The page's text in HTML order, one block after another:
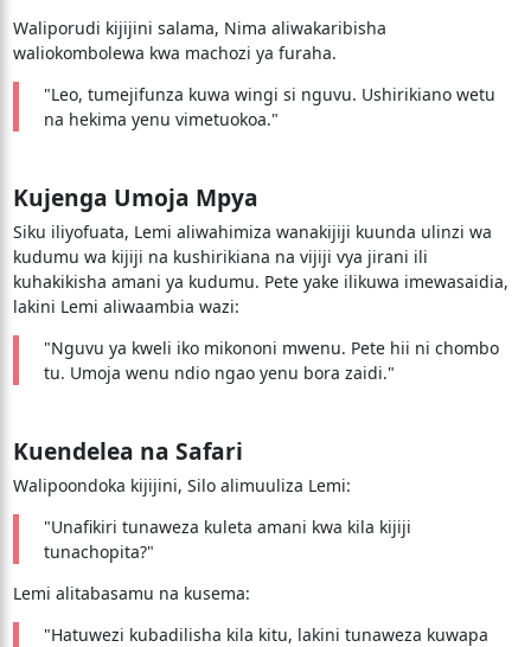
Waliporudi kijijini salama, Nima aliwakaribisha
waliokombolewa kwa machozi ya furaha.
"Leo, tumejifunza kuwa wingi si nguvu. Ushirikiano wetu
na hekima yenu vimetuokoa."
Kujenga Umoja Mpya
Siku iliyofuata, Lemi aliwahimiza wanakijiji kuunda ulinzi wa
kudumu wa kijiji na kushirikiana na vijiji vya jirani ili
kuhakikisha amani ya kudumu. Pete yake ilikuwa imewasaidia,
lakini Lemi aliwaambia wazi:
"Nguvu ya kweli iko mikononi mwenu. Pete hii ni chombo
tu. Umoja wenu ndio ngao yenu bora zaidi."
Kuendelea na Safari
Walipoondoka kijijini, Silo alimuuliza Lemi:
"Unafikiri tunaweza kuleta amani kwa kila kijiji
tunachopita?"
Lemi alitabasamu na kusema:
"Hatuwezi kubadilisha kila kitu, lakini tunaweza kuwapa